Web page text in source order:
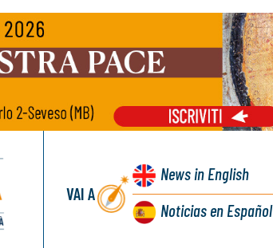
VAI A
Newsin English
Noticiasen Español